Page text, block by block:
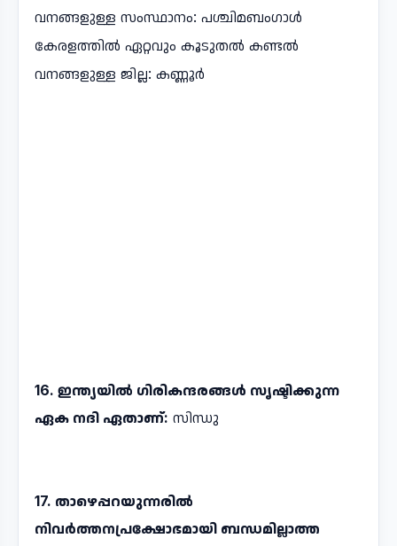
വനങ്ങളുള്ള സംസ്ഥാനം: പശ്ചിമബംഗാൾ
കേരളത്തിൽ ഏറ്റവും കൂടുതൽ കണ്ടൽ
വനങ്ങളുള്ള ജില്ല: കണ്ണൂർ
16. ഇന്ത്യയിൽ ഗിരികന്ദരങ്ങൾ സൃഷ്ടിക്കുന്ന
ഏക നദി ഏതാണ്: സിന്ധു
17. താഴെപ്പറയുന്നരിൽ
നിവർത്തനപ്രക്ഷോഭമായി ബന്ധമില്ലാത്ത